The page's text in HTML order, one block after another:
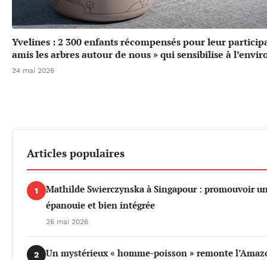
Yvelines : 2 300 enfants récompensés pour leur
amis les arbres autour de nous » qui sensibilise à
24 mai 2026
Articles populaires
1
Mathilde Swierczynska à Singapour : promouvoir
épanouie et bien intégrée
26 mai 2026
2
Un mystérieux « homme-poisson » remonte